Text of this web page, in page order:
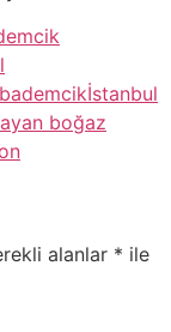
İstanbul
boğaz
alanlar * ile